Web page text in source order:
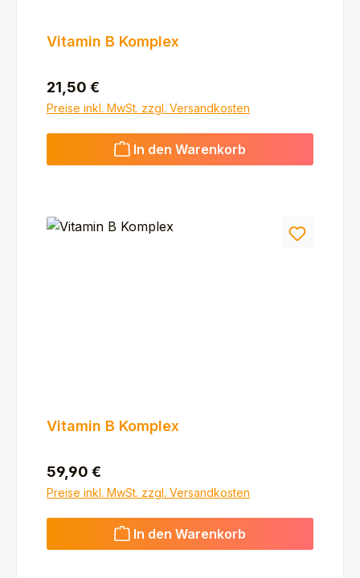
Vitamin B Komplex
Regulärer Preis:
21,50 €
Preise inkl. MwSt. zzgl. Versandkosten
In den Warenkorb
Vitamin B Komplex
Regulärer Preis:
59,90 €
Preise inkl. MwSt. zzgl. Versandkosten
In den Warenkorb